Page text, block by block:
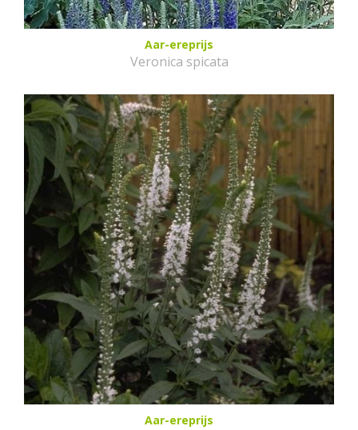
Aar-ereprijs
Veronica spicata
Aar-ereprijs